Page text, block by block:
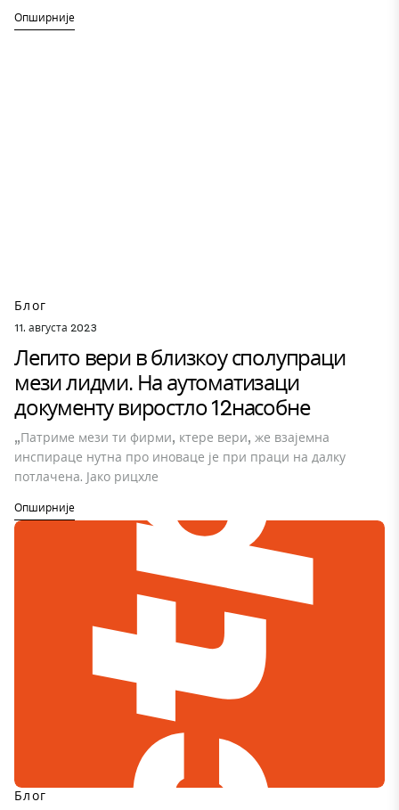
Опширније
Блог
11. августа 2023
Легито вери в близкоу сполупраци
мези лидми. На аутоматизаци
документу виростло 12насобне
„Патриме мези ти фирми, ктере вери, же взајемна
инспираце нутна про иноваце је при праци на далку
потлачена. Јако рицхле
Опширније
Блог